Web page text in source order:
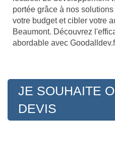
portée grâce à nos
votre budget et cibler votre
Beaumont. Découvrez
abordable avec
JE SOUHAITE
DEVIS